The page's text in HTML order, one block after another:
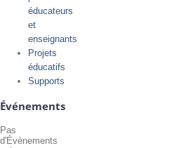
éducateurs
et
enseignants
Projets
éducatifs
Supports
Événements
Pas
d'Évènements